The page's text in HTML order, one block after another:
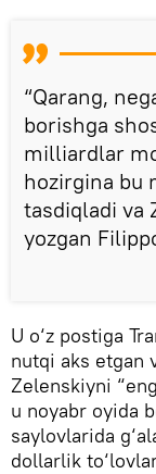
“Qarang,
borishga
milliardlar
hozirgina bu
tasdiqladi va
yozgan
U o‘z postiga
nutqi aks etgan
Zelenskiyni
u noyabr oyida
saylovlarida
dollarlik